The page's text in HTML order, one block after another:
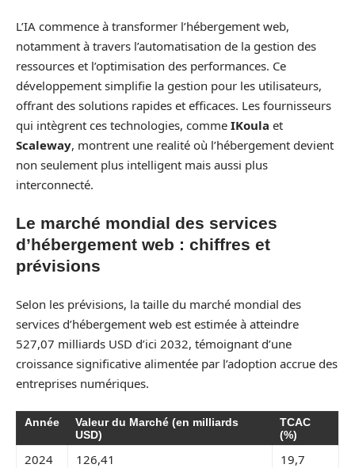
L’IA commence à transformer l’hébergement web,
notamment à travers l’automatisation de la gestion des
ressources et l’optimisation des performances. Ce
développement simplifie la gestion pour les utilisateurs,
offrant des solutions rapides et efficaces. Les fournisseurs
qui intègrent ces technologies, comme IKoula et
Scaleway, montrent une realité où l’hébergement devient
non seulement plus intelligent mais aussi plus
interconnecté.
Le marché mondial des services
d’hébergement web : chiffres et
prévisions
Selon les prévisions, la taille du marché mondial des
services d’hébergement web est estimée à atteindre
527,07 milliards USD d’ici 2032, témoignant d’une
croissance significative alimentée par l’adoption accrue des
entreprises numériques.
Année
Valeur du Marché (en milliards
USD)
TCAC
(%)
2024 126,41
19,7